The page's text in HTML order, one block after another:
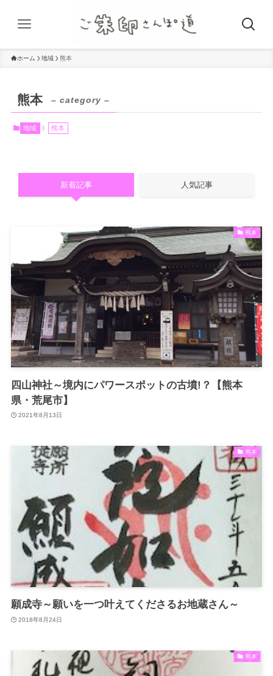
ホーム 地域 熊本
熊本 – category –
地域 熊本
新着記事 人気記事
熊本
四山神社～境内にパワースポットの古墳!？【熊本
県・荒尾市】
2021年8月13日
熊本
願成寺～願いを一つ叶えてくださるお地蔵さん～
2018年8月24日
熊本